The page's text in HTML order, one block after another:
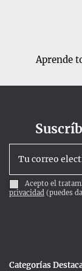
Aprende
Acepto el
privacidad (puedes
Categorías